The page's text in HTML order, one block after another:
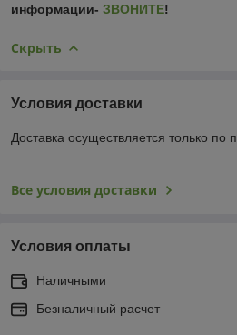
информации- ЗВОНИТЕ!
Скрыть
Условия доставки
Доставка осуществляется только по
Все условия доставки
Условия оплаты
Наличными
Безналичный расчет